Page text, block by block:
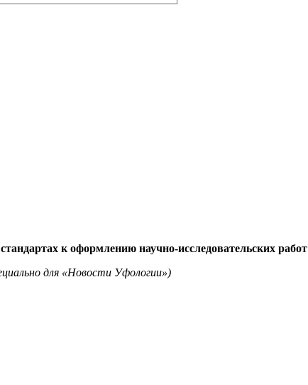
к оформлению научно-исследовательских работ
для «Новости Уфологии»)